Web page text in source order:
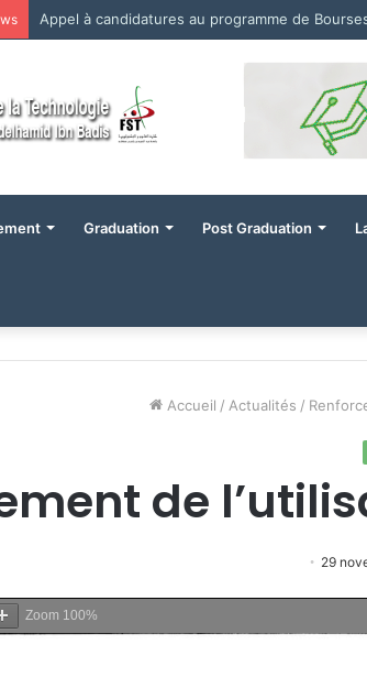
Appel à candidatures au programme de
Graduation Post Graduation
Accueil / Actualités /
de
29
Zoom 100%